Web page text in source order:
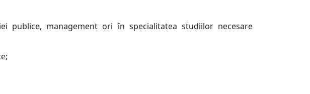
publice, management ori în specialitatea studiilor necesare